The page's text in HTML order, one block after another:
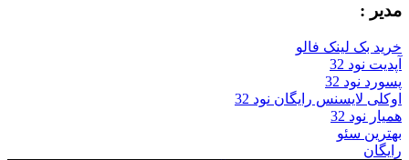
مدیر :
خرید بک لینک فالو
آپدیت نود 32
پسورد نود 32
اوکلی لایسنس رایگان نود 32
همیار نود 32
بهترین سئو
رایگان